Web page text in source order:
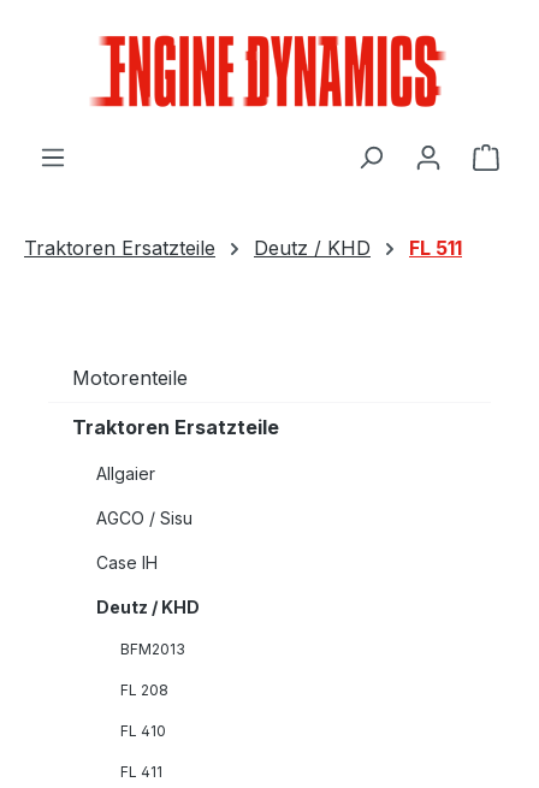
Traktoren Ersatzteile Deutz / KHD FL 511
Motorenteile
Traktoren Ersatzteile
Allgaier
AGCO / Sisu
Case IH
Deutz / KHD
BFM2013
FL 208
FL 410
FL 411